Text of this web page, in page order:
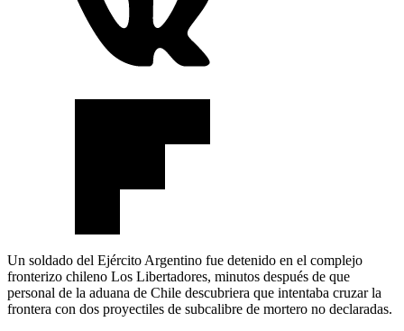
Un soldado del Ejército Argentino fue detenido en el complejo
fronterizo chileno Los Libertadores, minutos después de que
personal de la aduana de Chile descubriera que intentaba cruzar la
frontera con dos proyectiles de subcalibre de mortero no declaradas.